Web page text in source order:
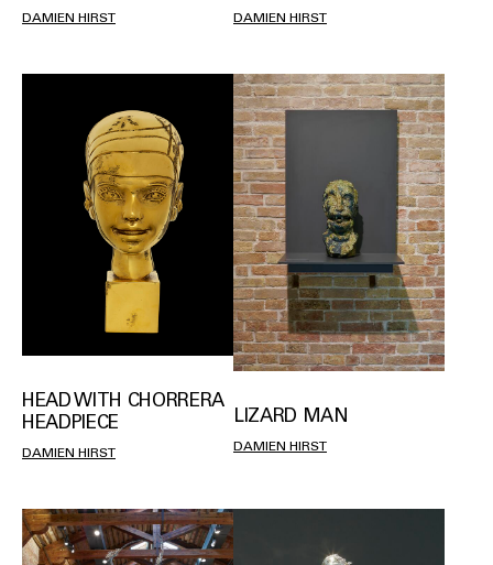
DAMIEN HIRST DAMIEN HIRST
HEAD WITH CHORRERA
HEADPIECE
DAMIEN HIRST
LIZARD MAN
DAMIEN HIRST